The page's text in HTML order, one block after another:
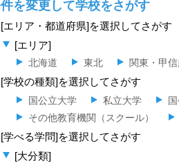
を変更して学校をさがす
[エリア・都道府県]を選択してさがす
[エリア]
北海道 東北 関東・甲
[学校の種類]を選択してさがす
国公立大学 私立大学
その他教育機関（スクール）
[学べる学問]を選択してさがす
[大分類]